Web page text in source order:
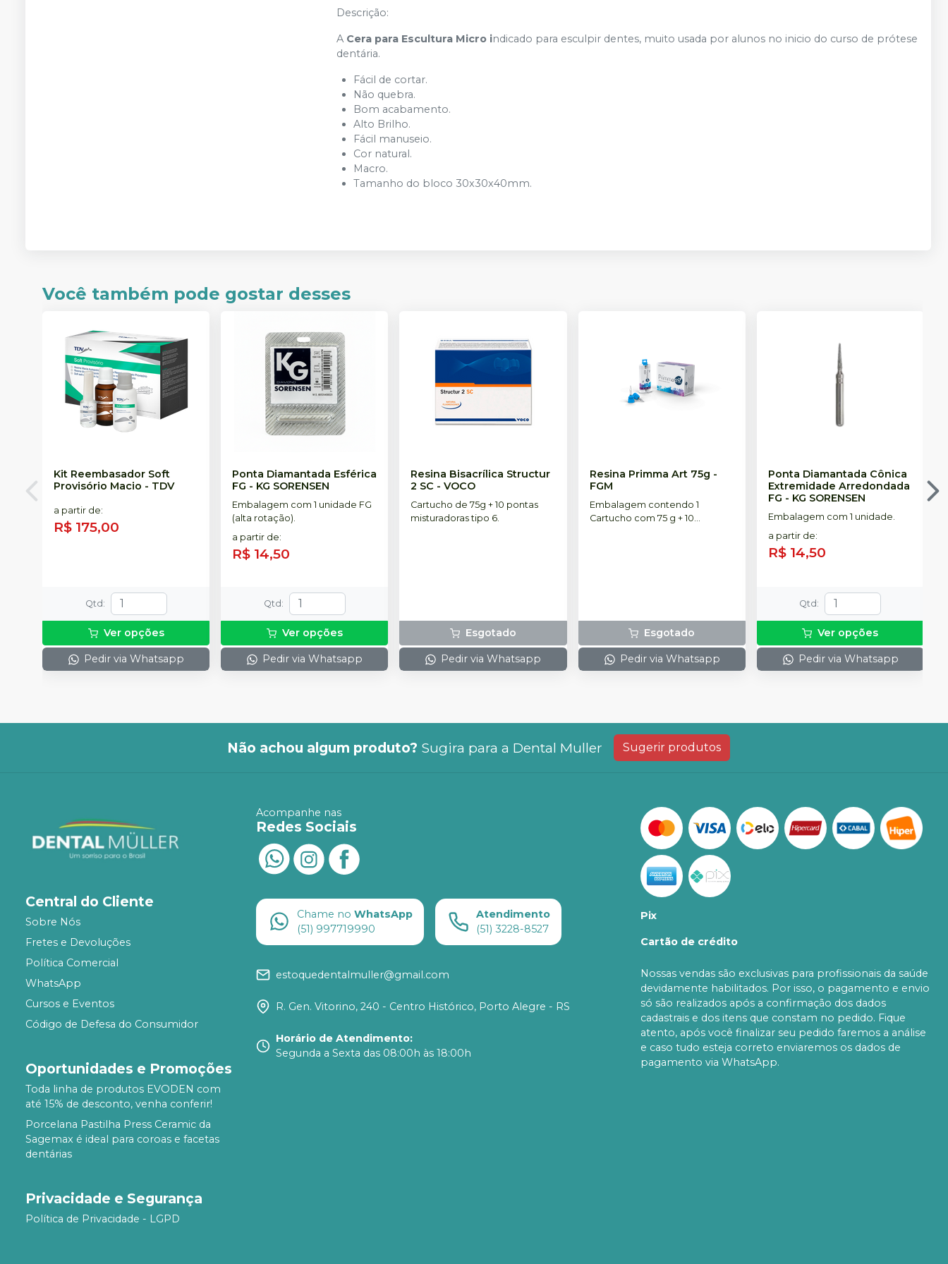
Descrição:
A Cera para Escultura Micro indicado para esculpir dentes, muito usada por alunos no inicio do curso de prótese
dentária.
Fácil de cortar.
Não quebra.
Bom acabamento.
Alto Brilho.
Fácil manuseio.
Cor natural.
Macro.
Tamanho do bloco 30x30x40mm.
Você também pode gostar desses
Kit Reembasador Soft
Provisório Macio - TDV
a partir de:
R$ 175,00
Qtd :
Ver opções
Pedir via Whatsapp
Ponta Diamantada Esférica
FG - KG SORENSEN
Embalagem com 1 unidade FG
(alta rotação).
a partir de:
R$ 14,50
Qtd :
Ver opções
Pedir via Whatsapp
Resina Bisacrílica Structur
2 SC -VOCO
Cartucho de 75g + 10 pontas
misturadoras tipo 6.
Esgotado
Pedir via Whatsapp
Resina Primma Art 75g -
FGM
Embalagem contendo 1
Cartucho com 75 g + 10
Esgotado
Pedir via Whatsapp
Ponta Diamantada Cônica
Extremidade Arredondada
FG - KG SORENSEN
Embalagem com 1 unidade.
a partir de:
R$ 14,50
Qtd :
Ver opções
Pedir via Whatsapp
Não achou algum produto? Sugira para a Dental Muller Sugerir produtos
Central do Cliente
Sobre Nós
Fretes e Devoluções
Política Comercial
WhatsApp
Cursos e Eventos
Código de Defesa do Consumidor
Oportunidades e Promoções
Toda linha de produtos EVODEN com
até 15% de desconto, venha conferir!
Porcelana Pastilha Press Ceramic da
Sagemax é ideal para coroas e facetas
dentárias
Privacidade e Segurança
Política de Privacidade - LGPD
Acompanhe nas
Redes Sociais
Chame no WhatsApp
(51) 997719990
Atendimento
(51) 3228-8527
estoquedentalmuller@gmail.com
R. Gen. Vitorino, 240 - Centro Histórico, Porto Alegre - RS
Horário de Atendimento:
Segunda a Sexta das 08:00h às 18:00h
Pix
Cartão de crédito
Nossas vendas são exclusivas para profissionais da saúde
devidamente habilitados. Por isso, o pagamento e envio
só são realizados após a confirmação dos dados
cadastrais e dos itens que constam no pedido. Fique
atento, após você finalizar seu pedido faremos a análise
e caso tudo esteja correto enviaremos os dados de
pagamento via WhatsApp.